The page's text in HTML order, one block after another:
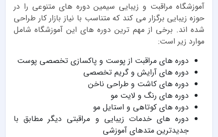
آموزشگاه مراقبت و زیبایی سیمین دوره های متنوعی را در
حوزه زیبایی برگزار می کند که متناسب با نیاز بازار کار طراحی
شده اند. برخی از مهم ترین دوره های این آموزشگاه شامل
موارد زیر است:
دوره های مراقبت از پوست و پاکسازی تخصصی پوست
دوره های آرایش و گریم تخصصی
دوره های کاشت و طراحی ناخن
دوره های رنگ و لایت مو
دوره های کوتاهی و استایل مو
دوره های خدمات زیبایی و مراقبتی دیگر مطابق با
جدیدترین متدهای آموزشی